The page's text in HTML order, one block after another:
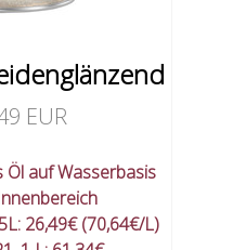
EUR
auf Wasserbasis
26,49€ (70,64€/L)